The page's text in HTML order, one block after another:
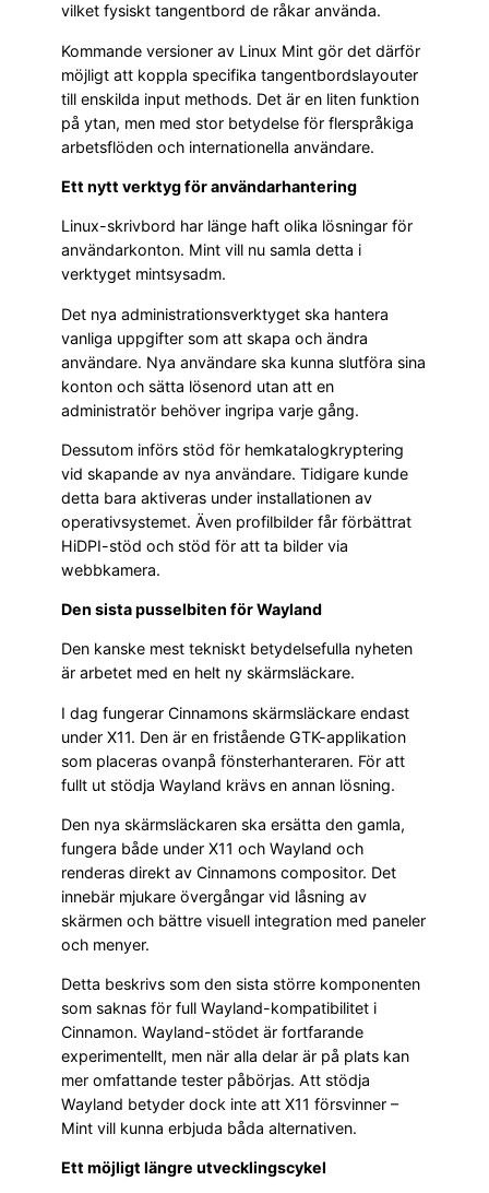
vilket fysiskt tangentbord de råkar använda.
Kommande versioner av Linux Mint gör det därför
möjligt att koppla specifika tangentbordslayouter
till enskilda input methods. Det är en liten funktion
på ytan, men med stor betydelse för flerspråkiga
arbetsflöden och internationella användare.
Ett nytt verktyg för användarhantering
Linux-skrivbord har länge haft olika lösningar för
användarkonton. Mint vill nu samla detta i
verktyget mintsysadm.
Det nya administrationsverktyget ska hantera
vanliga uppgifter som att skapa och ändra
användare. Nya användare ska kunna slutföra sina
konton och sätta lösenord utan att en
administratör behöver ingripa varje gång.
Dessutom införs stöd för hemkatalogkryptering
vid skapande av nya användare. Tidigare kunde
detta bara aktiveras under installationen av
operativsystemet. Även profilbilder får förbättrat
HiDPI-stöd och stöd för att ta bilder via
webbkamera.
Den sista pusselbiten för Wayland
Den kanske mest tekniskt betydelsefulla nyheten
är arbetet med en helt ny skärmsläckare.
I dag fungerar Cinnamons skärmsläckare endast
under X11. Den är en fristående GTK-applikation
som placeras ovanpå fönsterhanteraren. För att
fullt ut stödja Wayland krävs en annan lösning.
Den nya skärmsläckaren ska ersätta den gamla,
fungera både under X11 och Wayland och
renderas direkt av Cinnamons compositor. Det
innebär mjukare övergångar vid låsning av
skärmen och bättre visuell integration med paneler
och menyer.
Detta beskrivs som den sista större komponenten
som saknas för full Wayland-kompatibilitet i
Cinnamon. Wayland-stödet är fortfarande
experimentellt, men när alla delar är på plats kan
mer omfattande tester påbörjas. Att stödja
Wayland betyder dock inte att X11 försvinner –
Mint vill kunna erbjuda båda alternativen.
Ett möjligt längre utvecklingscykel